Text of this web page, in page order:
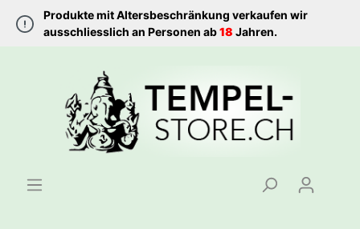
Produkte mit Altersbeschränkung verkaufen wir
ausschliesslich an Personen ab18 Jahren.